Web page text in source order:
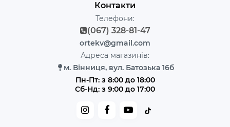
Контакти
Телефони:
(067) 328-81-47
ortekv@gmail.com
Адреса магазинів:
м. Вінниця, вул. Батозька 16б
Пн-Пт: з 8:00 до 18:00
Сб-Нд: з 9:00 до 17:00